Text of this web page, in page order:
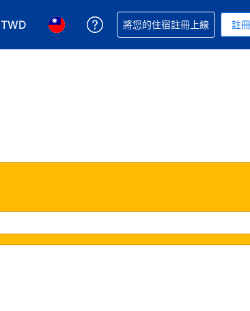
TWD
選擇您使用的幣別. 您現在所使用的幣別為新台幣
選擇您使用的語言. 您目前所選的語言是
取得訂單相關協助
將您的住宿註冊上線 註冊